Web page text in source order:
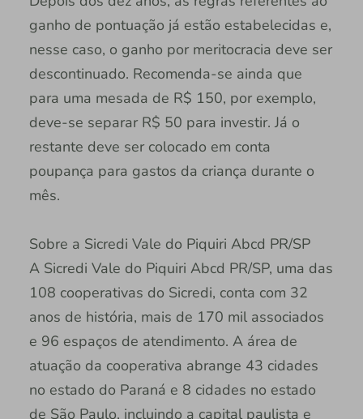
ganho de pontuação já estão estabelecidas e,
nesse caso, o ganho por meritocracia deve ser
descontinuado. Recomenda-se ainda que
para uma mesada de R$ 150, por exemplo,
deve-se separar R$ 50 para investir. Já o
restante deve ser colocado em conta
poupança para gastos da criança durante o
mês.
Sobre a Sicredi Vale do Piquiri Abcd PR/SP
A Sicredi Vale do Piquiri Abcd PR/SP, uma das
108 cooperativas do Sicredi, conta com 32
anos de história, mais de 170 mil associados
e 96 espaços de atendimento. A área de
atuação da cooperativa abrange 43 cidades
no estado do Paraná e 8 cidades no estado
de São Paulo, incluindo a capital paulista e